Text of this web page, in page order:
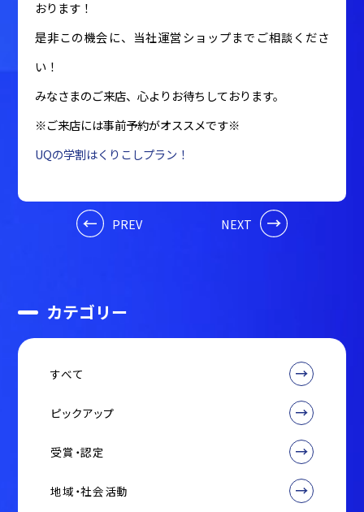
おります！
是非この機会に、当社運営ショップまでご相談くださ
い！
みなさまのご来店、心よりお待ちしております。
※ご来店には事前予約がオススメです※
UQの学割はくりこしプラン！
PREV NEXT
カテゴリー
すべて
ピックアップ
受賞・認定
地域・社会活動